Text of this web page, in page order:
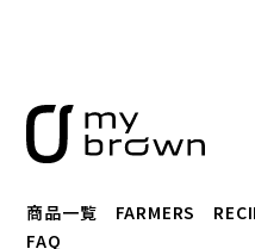
商品一覧 FARMERS
FAQ